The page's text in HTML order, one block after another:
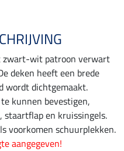
zwart-wit patroon verwart
deken heeft een brede
wordt dichtgemaakt.
kunnen bevestigen,
staartflap en kruissingels.
voorkomen schuurplekken.
aangegeven!